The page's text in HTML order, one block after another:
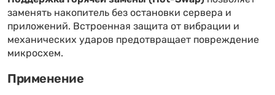
заменять накопитель без остановки сервера и
приложений. Встроенная защита от вибрации и
механических ударов предотвращает повреждение
микросхем.
Применение